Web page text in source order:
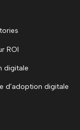
ROI
digitale
d'adoption digitale